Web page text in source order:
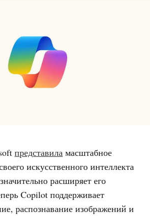
представила масштабное
искусственного интеллекта
расширяет его
Copilot поддерживает
распознавание изображений и